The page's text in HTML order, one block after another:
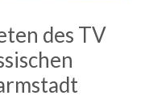
des TV